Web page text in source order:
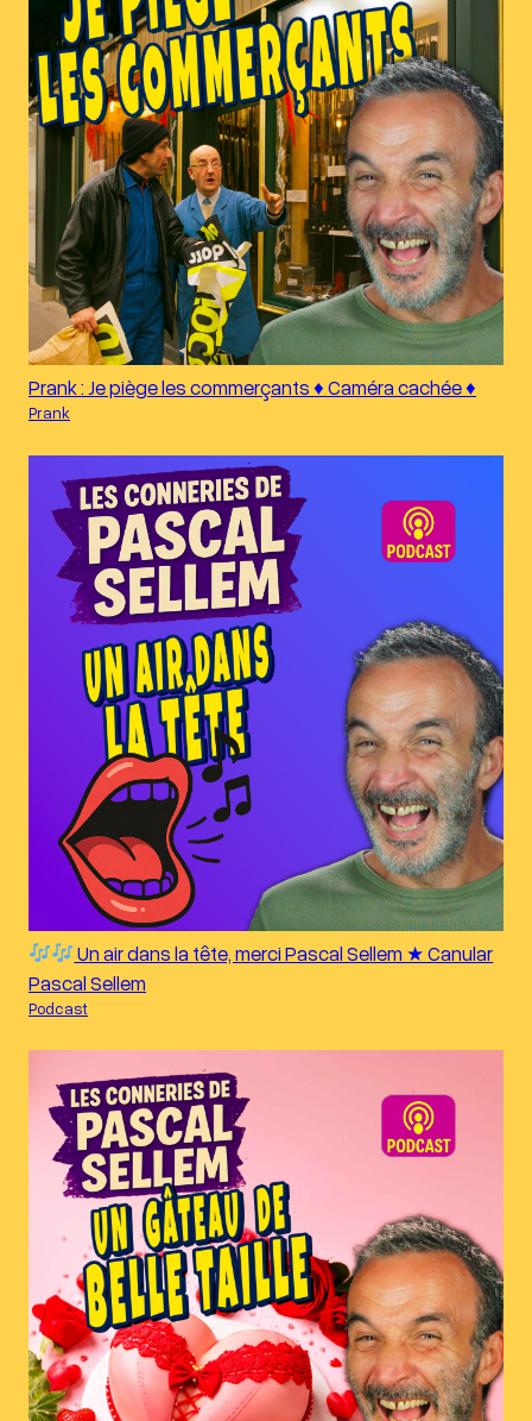
Prank : Je piège les commerçants ♦︎ Caméra cachée ♦︎
Prank
Un air dans la tête, merci Pascal Sellem ★ Canular
Pascal Sellem
Podcast